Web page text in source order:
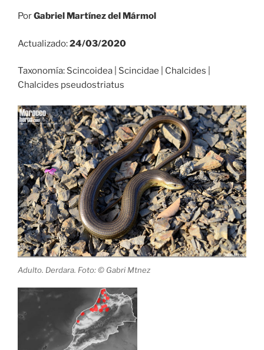
PorGabriel Martínez del Mármol
Actualizado:24/03/2020
Taxonomía: Scincoidea | Scincidae | Chalcides |
Chalcides pseudostriatus
Adulto. Derdara. Foto: © Gabri Mtnez